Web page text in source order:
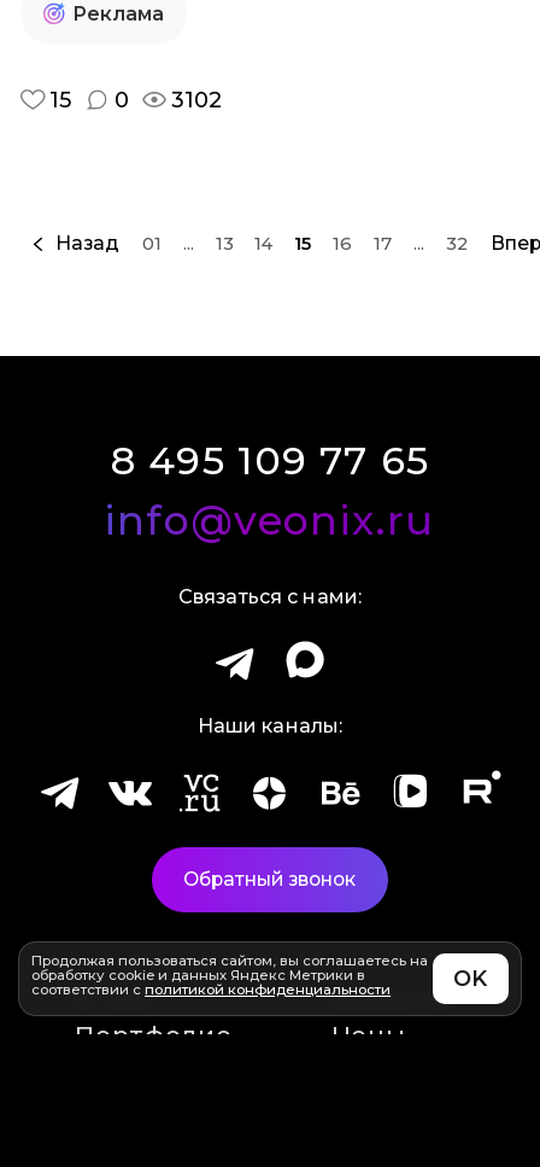
Продолжая пользоваться сайтом, вы соглашаетесь на
обработку cookie и данных Яндекс Метрики в
соответствии сполитикой конфиденциальности
Реклама
15 0 3102
01 ... 13 14 15 16 17 ... 32
Назад
О нас
Портфолио
Клиенты
Цены
Обратный звонок
8 495 109 77 65
info@veonix.ru
Связаться с нами:
Наши каналы: